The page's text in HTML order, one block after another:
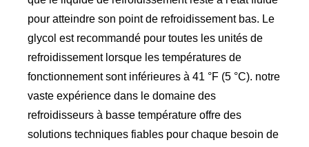
pour atteindre son point de refroidissement bas. Le
glycol est recommandé pour toutes les unités de
refroidissement lorsque les températures de
fonctionnement sont inférieures à 41 °F (5 °C). notre
vaste expérience dans le domaine des
refroidisseurs à basse température offre des
solutions techniques fiables pour chaque besoin de